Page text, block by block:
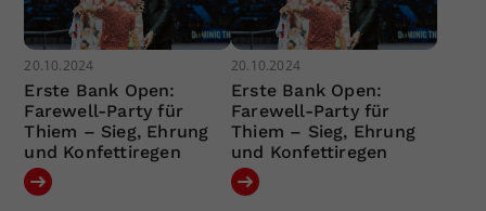
20.10.2024
Erste Bank Open:
Farewell-Party für
Thiem – Sieg, Ehrung
und Konfettiregen
20.10.2024
Erste Bank Open:
Farewell-Party für
Thiem – Sieg, Ehrung
und Konfettiregen